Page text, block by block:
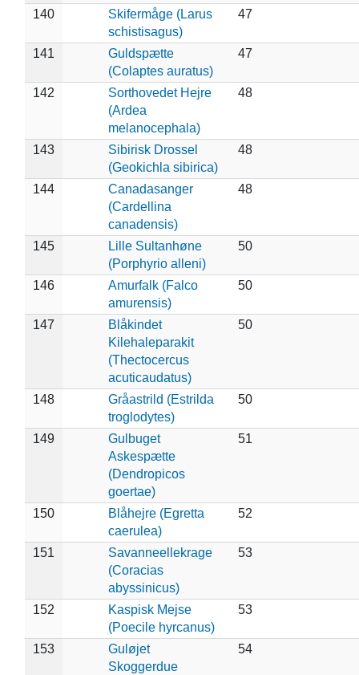
140
Skifermåge (Larus
schistisagus)
47
141
Guldspætte
(Colaptes auratus)
47
142
Sorthovedet Hejre
(Ardea
melanocephala)
48
143
Sibirisk Drossel
(Geokichla sibirica)
48
144
Canadasanger
(Cardellina
canadensis)
48
145
Lille Sultanhøne
(Porphyrio alleni)
50
146
Amurfalk (Falco
amurensis)
50
147
Blåkindet
Kilehaleparakit
(Thectocercus
acuticaudatus)
50
148
Gråastrild (Estrilda
troglodytes)
50
149
Gulbuget
Askespætte
(Dendropicos
goertae)
51
150
Blåhejre (Egretta
caerulea)
52
151
Savanneellekrage
(Coracias
abyssinicus)
53
152
Kaspisk Mejse
(Poecile hyrcanus)
53
153
Guløjet
Skoggerdue
54